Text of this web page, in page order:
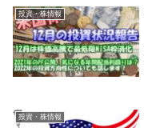
投資・株情報
投資・株情報